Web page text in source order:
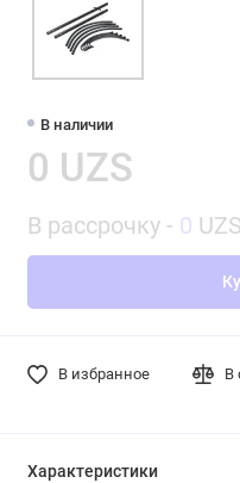
В наличии
0 UZS
В рассрочку - 0
В избранное В
Характеристики